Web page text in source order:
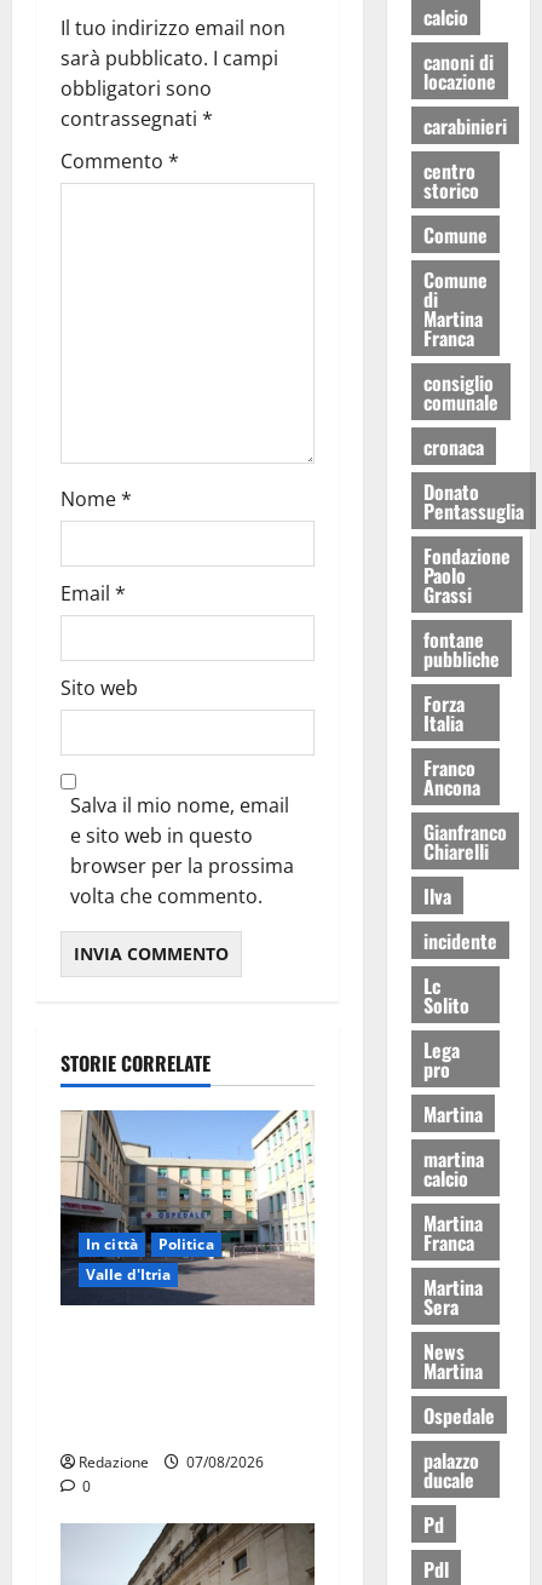
Il tuo indirizzo email non
sarà pubblicato. I campi
obbligatori sono
contrassegnati *
Commento *
Nome*
Email *
Sito web
Salva il mio nome, email
e sito web in questo
browser per la prossima
volta che commento.
STORIE CORRELATE
In città
Politica
Valle d'Itria
Redazione
07/08/2026
0
calcio
canoni di
locazione
carabinieri
centro
storico
Comune
Comune
di
Martina
Franca
consiglio
comunale
cronaca
Donato
Pentassuglia
Fondazione
Paolo
Grassi
fontane
pubbliche
Forza
Italia
Franco
Ancona
Gianfranco
Chiarelli
Ilva
incidente
Lc
Solito
Lega
pro
Martina
martina
calcio
Martina
Franca
Martina
Sera
News
Martina
Ospedale
palazzo
ducale
Pd
Pdl